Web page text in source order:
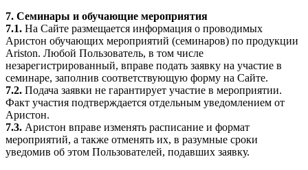
7. Семинары и обучающие мероприятия
7.1. На Сайте размещается информация о проводимых
Аристон обучающих мероприятий (семинаров) по продукции
Ariston. Любой Пользователь, в том числе
незарегистрированный, вправе подать заявку на участие в
семинаре, заполнив соответствующую форму на Сайте.
7.2. Подача заявки не гарантирует участие в мероприятии.
Факт участия подтверждается отдельным уведомлением от
Аристон.
7.3. Аристон вправе изменять расписание и формат
мероприятий, а также отменять их, в разумные сроки
уведомив об этом Пользователей, подавших заявку.